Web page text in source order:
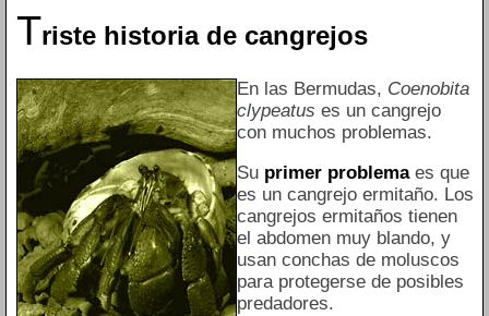
Triste historia de cangrejos
En las Bermudas, Coenobita
clypeatus es un cangrejo
con muchos problemas.
Su primer problemaes que
es un cangrejo ermitaño. Los
cangrejos ermitaños tienen
el abdomen muy blando, y
usan conchas de moluscos
para protegerse de posibles
predadores.